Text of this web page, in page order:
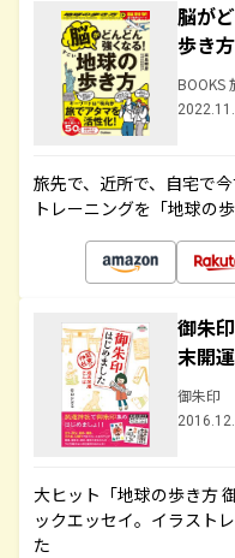
脳が
歩き方
BOOKS
旅先で、近所で、自宅で
トレーニングを「地球の
御朱
末開
御朱印
大ヒット「地球の歩き方
ックエッセイ。イラスト
た